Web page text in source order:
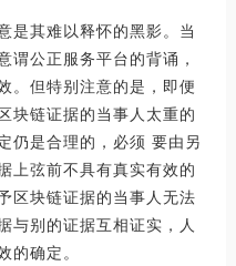
是其难以释怀的黑影。当
谓公正服务平台的背诵，
。但特别注意的是，即便
块链证据的当事人太重的
仍是合理的，必须 要由另
上弦前不具有真实有效的
区块链证据的当事人无法
与别的证据互相证实，人
的确定。